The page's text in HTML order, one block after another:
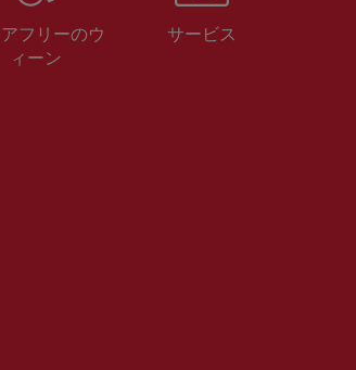
フリーのウ
ィーン
サービス